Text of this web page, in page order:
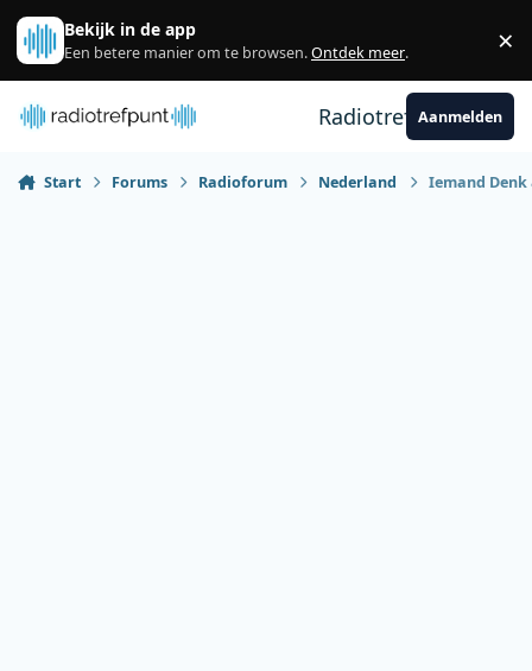
Spring naar bijdragen
Bekijk in de app
Een betere manier om te browsen.Ontdek meer. ×
RadiotrefpuntAanmelden
Start Forums Radioforum Nederland Iemand Denk